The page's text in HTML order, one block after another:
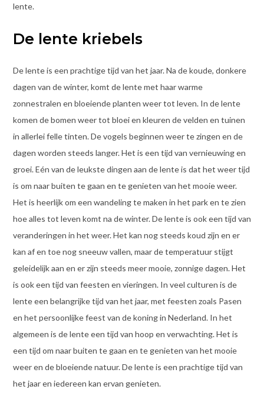
lente.
De lente kriebels
De lente is een prachtige tijd van het jaar. Na de koude, donkere
dagen van de winter, komt de lente met haar warme
zonnestralen en bloeiende planten weer tot leven. In de lente
komen de bomen weer tot bloei en kleuren de velden en tuinen
in allerlei felle tinten. De vogels beginnen weer te zingen en de
dagen worden steeds langer. Het is een tijd van vernieuwing en
groei. Eén van de leukste dingen aan de lente is dat het weer tijd
is om naar buiten te gaan en te genieten van het mooie weer.
Het is heerlijk om een wandeling te maken in het park en te zien
hoe alles tot leven komt na de winter. De lente is ook een tijd van
veranderingen in het weer. Het kan nog steeds koud zijn en er
kan af en toe nog sneeuw vallen, maar de temperatuur stijgt
geleidelijk aan en er zijn steeds meer mooie, zonnige dagen. Het
is ook een tijd van feesten en vieringen. In veel culturen is de
lente een belangrijke tijd van het jaar, met feesten zoals Pasen
en het persoonlijke feest van de koning in Nederland. In het
algemeen is de lente een tijd van hoop en verwachting. Het is
een tijd om naar buiten te gaan en te genieten van het mooie
weer en de bloeiende natuur. De lente is een prachtige tijd van
het jaar en iedereen kan ervan genieten.